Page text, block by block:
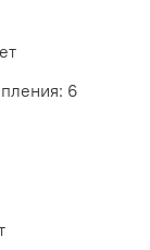
6